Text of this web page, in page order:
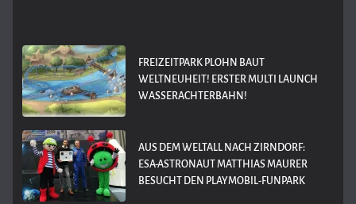
FREIZEITPARK PLOHN BAUT
WELTNEUHEIT! ERSTER MULTI LAUNCH
WASSERACHTERBAHN!
AUS DEM WELTALL NACH ZIRNDORF:
ESA-ASTRONAUT MATTHIAS MAURER
BESUCHT DEN PLAYMOBIL-FUNPARK